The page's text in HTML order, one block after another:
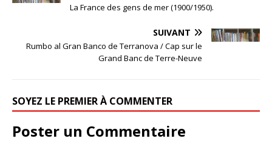
La France des gens de mer (1900/1950).
SUIVANT
Rumbo al Gran Banco de Terranova / Cap sur le
Grand Banc de Terre-Neuve
SOYEZ LE PREMIER À COMMENTER
Poster un Commentaire